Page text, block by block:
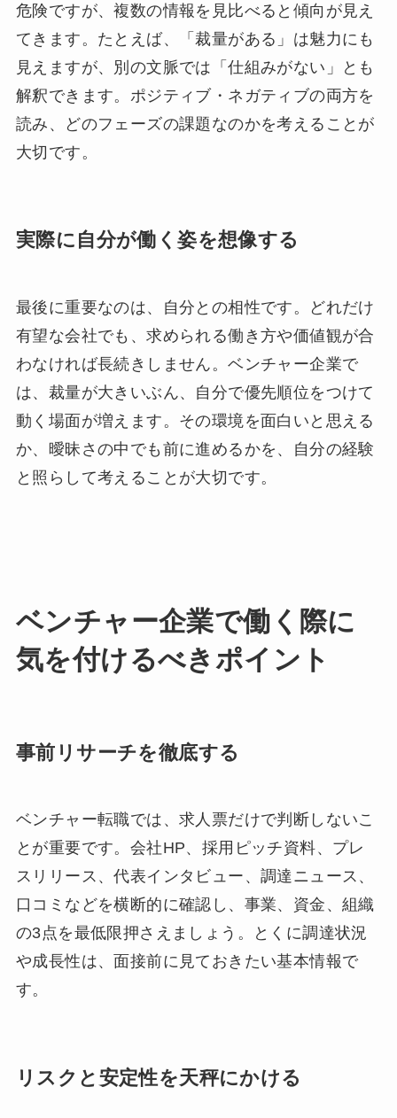
危険ですが、複数の情報を見比べると傾向が見え
てきます。たとえば、「裁量がある」は魅力にも
見えますが、別の文脈では「仕組みがない」とも
解釈できます。ポジティブ・ネガティブの両方を
読み、どのフェーズの課題なのかを考えることが
大切です。
実際に自分が働く姿を想像する
最後に重要なのは、自分との相性です。どれだけ
有望な会社でも、求められる働き方や価値観が合
わなければ長続きしません。ベンチャー企業で
は、裁量が大きいぶん、自分で優先順位をつけて
動く場面が増えます。その環境を面白いと思える
か、曖昧さの中でも前に進めるかを、自分の経験
と照らして考えることが大切です。
ベンチャー企業で働く際に
気を付けるべきポイント
事前リサーチを徹底する
ベンチャー転職では、求人票だけで判断しないこ
とが重要です。会社HP、採用ピッチ資料、プレ
スリリース、代表インタビュー、調達ニュース、
口コミなどを横断的に確認し、事業、資金、組織
の3点を最低限押さえましょう。とくに調達状況
や成長性は、面接前に見ておきたい基本情報で
す。
リスクと安定性を天秤にかける